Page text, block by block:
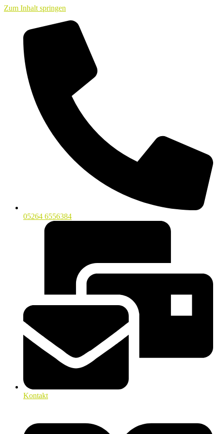
Zum Inhalt springen
05264 6556384
Kontakt